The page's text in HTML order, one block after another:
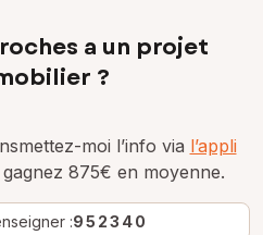
a un projet
?
moi l’info via l’appli
875€ en moyenne.
:952340